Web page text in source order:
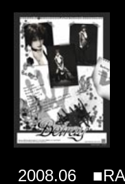
2008.06